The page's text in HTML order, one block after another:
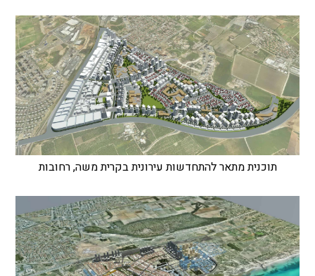
תוכנית מתאר להתחדשות עירונית בקרית משה, רחובות